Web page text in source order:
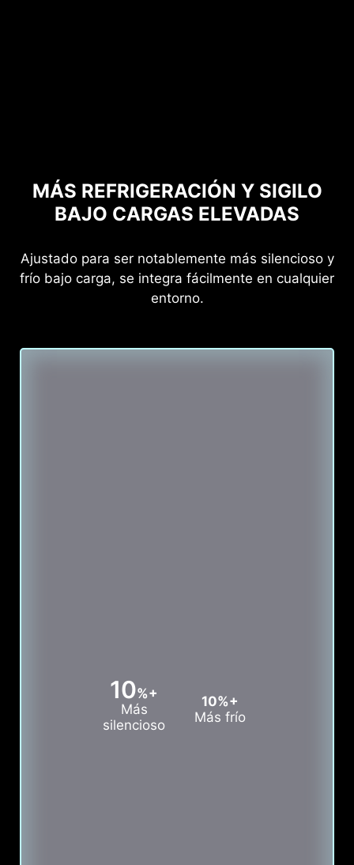
MÁS REFRIGERACIÓN Y SIGILO
BAJO CARGAS ELEVADAS
Ajustado para ser notablemente más silencioso y
frío bajo carga, se integra fácilmente en cualquier
entorno.
10%+
Más
silencioso
10%+
Más frío